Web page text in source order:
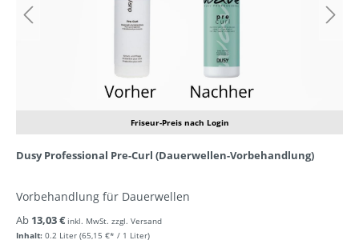
Friseur-Preis nach Login
Dusy Professional Pre-Curl (Dauerwellen-Vorbehandlung)
Vorbehandlung für Dauerwellen
Inhalt: 0.2 Liter (65,15 €* / 1 Liter)
Ab 13,03 € inkl. MwSt. zzgl. Versand